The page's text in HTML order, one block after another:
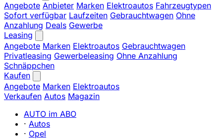
Angebote Anbieter Marken Elektroautos Fahrzeugtypen
Sofort verfügbar Laufzeiten Gebrauchtwagen Ohne
Anzahlung Deals Gewerbe
Leasing
Angebote Marken Elektroautos Gebrauchtwagen
Privatleasing Gewerbeleasing Ohne Anzahlung
Schnäppchen
Kaufen
Angebote Marken Elektroautos
Verkaufen Autos Magazin
AUTO im ABO
· Autos
· Opel